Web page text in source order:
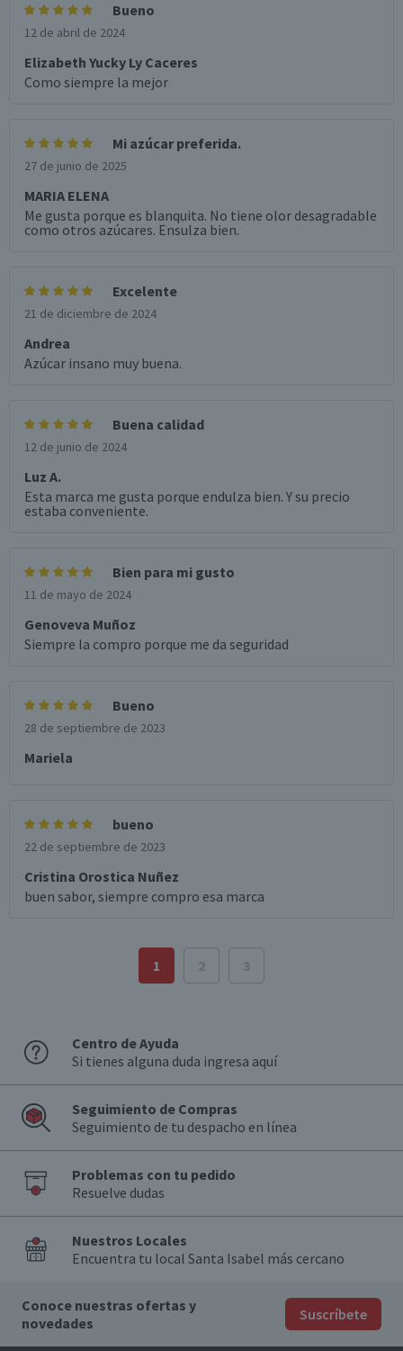
Bueno
12 de abril de 2024
Elizabeth Yucky Ly Caceres
Como siempre la mejor
Mi azúcar preferida.
27 de junio de 2025
MARIA ELENA
Me gusta porque es blanquita. No tiene olor desagradable
como otros azúcares. Ensulza bien.
Excelente
21 de diciembre de 2024
Andrea
Azúcar insano muy buena.
Buena calidad
12 de junio de 2024
Luz A.
Esta marca me gusta porque endulza bien. Y su precio
estaba conveniente.
Bien para mi gusto
11 de mayo de 2024
Genoveva Muñoz
Siempre la compro porque me da seguridad
Bueno
28 de septiembre de 2023
Mariela
bueno
22 de septiembre de 2023
Cristina Orostica Nuñez
buen sabor, siempre compro esa marca
1 2 3
Centro de Ayuda
Si tienes alguna duda ingresa aquí
Seguimiento de Compras
Seguimiento de tu despacho en línea
Problemas con tu pedido
Resuelve dudas
Nuestros Locales
Encuentra tu local Santa Isabel más cercano
Conoce nuestras ofertas y
novedades
Suscríbete